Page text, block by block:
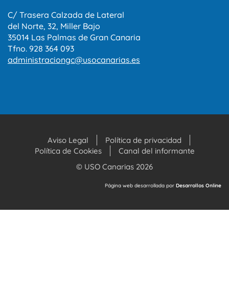
C/ Trasera Calzada de Lateral
del Norte, 32, Miller Bajo
35014 Las Palmas de Gran Canaria
Tfno. 928 364 093
administraciongc@usocanarias.es
Aviso Legal
Política de privacidad
Política de Cookies
Canal del informante
© USO Canarias 2026
Página web desarrollada por Desarrollos Online